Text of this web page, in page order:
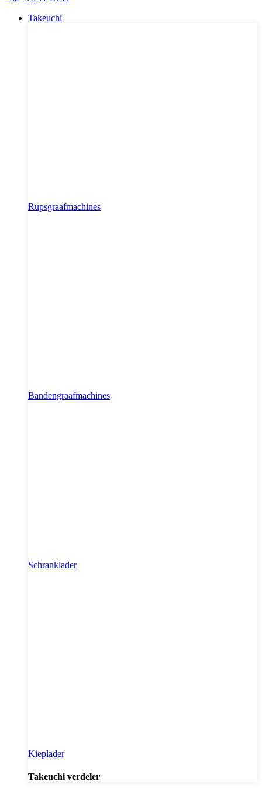
Takeuchi
Rupsgraafmachines
Bandengraafmachines
Schranklader
Kieplader
Takeuchi verdeler